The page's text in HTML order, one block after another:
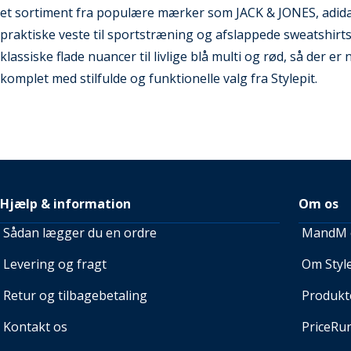
et sortiment fra populære mærker som JACK & JONES,
praktiske veste til sportstræning og afslappede
klassiske flade nuancer til livlige blå multi og rød, så der
komplet med stilfulde og funktionelle valg fra Stylepit.
Hjælp & information
Sådan lægger du en ordre
Levering og fragt
Retur og tilbagebetaling
Kontakt os
Om os
MandM
Om